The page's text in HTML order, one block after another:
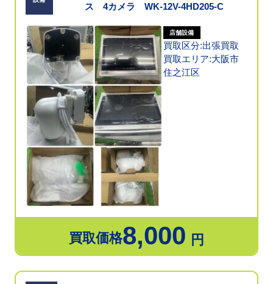
ス 4カメラ WK-12V-4HD205-C
店舗設備
買取区分:出張買取
買取エリア:大阪市
住之江区
買取価格8,000 円